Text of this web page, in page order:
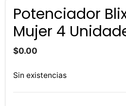
Potenciador
Mujer 4
$0.00
Sin existencias